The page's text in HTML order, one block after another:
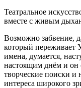
Театральное
вместе с живым
Возможно забвение,
который переживает
имена, думается,
настоящим днём и он
творческие поиски
интереса широкого